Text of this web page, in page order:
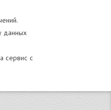
данных
сервис с